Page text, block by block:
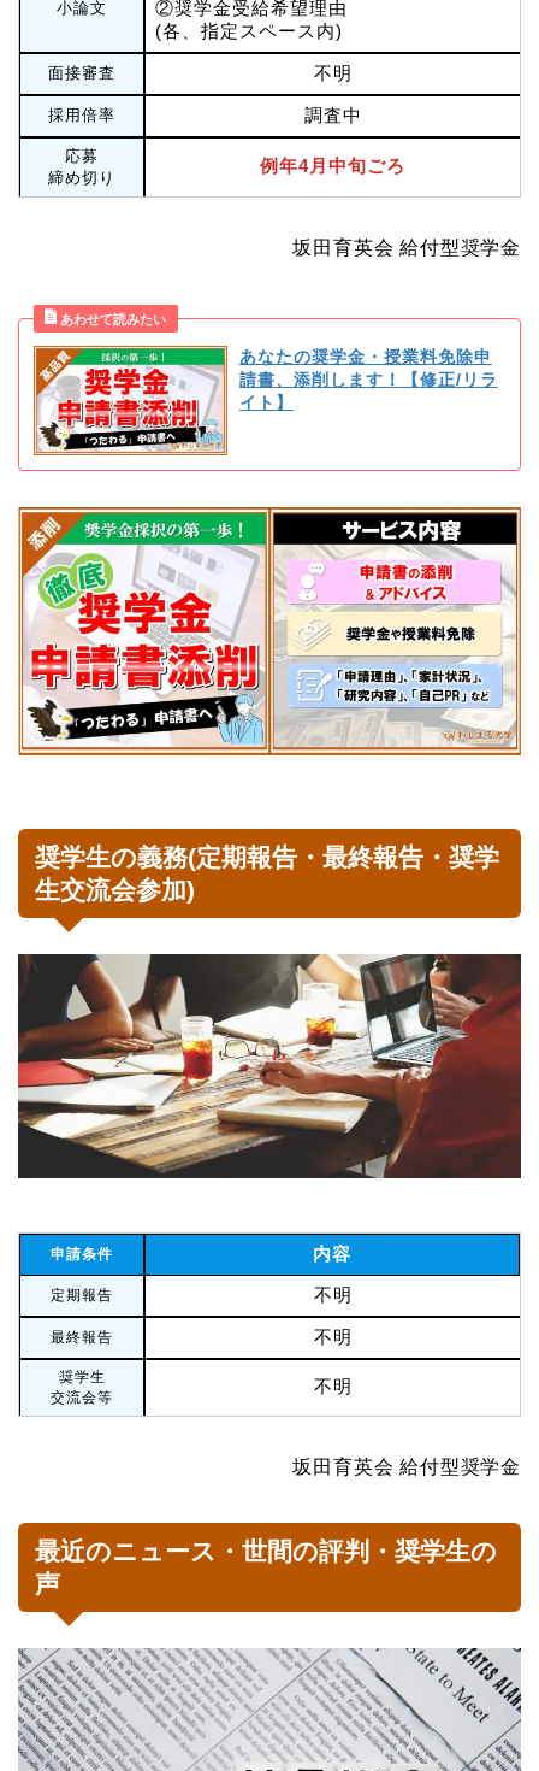
小論文
②奨学金受給希望理由
(各、指定スペース内)
面接審査 不明
採用倍率 調査中
応募
締め切り
例年4月中旬ごろ
坂田育英会 給付型奨学金
あなたの奨学金・授業料免除申
請書、添削します！【修正/リラ
イト】
奨学生の義務(定期報告・最終報告・奨学
生交流会参加)
申請条件 内容
定期報告 不明
最終報告 不明
奨学生
交流会等
不明
坂田育英会 給付型奨学金
最近のニュース・世間の評判・奨学生の
声